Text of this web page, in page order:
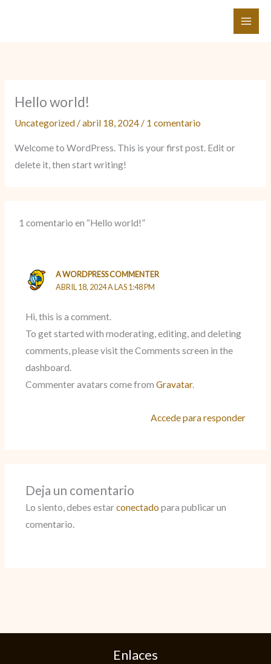
Hello world!
Uncategorized/abril 18, 2024/ 1 comentario
Welcome to WordPress. This is your first post. Edit or
delete it, then start writing!
1 comentario en “Hello world!”
A WORDPRESS COMMENTER
ABRIL 18, 2024 A LAS 1:48 PM
Hi, this is a comment.
To get started with moderating, editing, and deleting
comments, please visit the Comments screen in the
dashboard.
Commenter avatars come from Gravatar.
Accede para responder
Deja un comentario
Lo siento, debes estarconectado para publicar un
comentario.
Enlaces